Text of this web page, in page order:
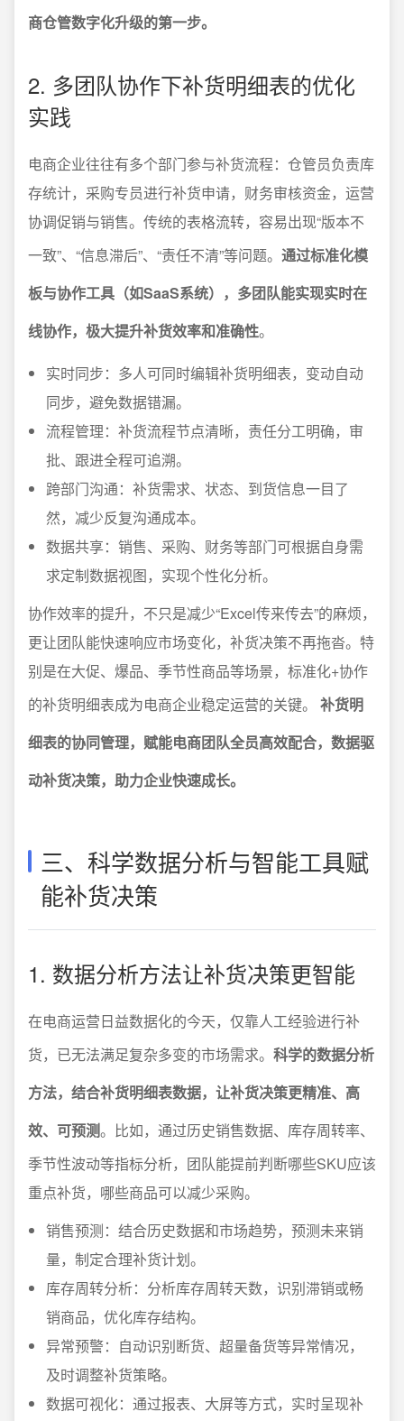
商仓管数字化升级的第一步。
2. 多团队协作下补货明细表的优化
实践
电商企业往往有多个部门参与补货流程：仓管员负责库
存统计，采购专员进行补货申请，财务审核资金，运营
协调促销与销售。传统的表格流转，容易出现“版本不
一致”、“信息滞后”、“责任不清”等问题。 通过标准化模
板与协作工具（如SaaS系统），多团队能实现实时在
线协作，极大提升补货效率和准确性。
实时同步：多人可同时编辑补货明细表，变动自动
同步，避免数据错漏。
流程管理：补货流程节点清晰，责任分工明确，审
批、跟进全程可追溯。
跨部门沟通：补货需求、状态、到货信息一目了
然，减少反复沟通成本。
数据共享：销售、采购、财务等部门可根据自身需
求定制数据视图，实现个性化分析。
协作效率的提升，不只是减少“Excel传来传去”的麻烦，
更让团队能快速响应市场变化，补货决策不再拖沓。特
别是在大促、爆品、季节性商品等场景，标准化+协作
的补货明细表成为电商企业稳定运营的关键。 补货明
细表的协同管理，赋能电商团队全员高效配合，数据驱
动补货决策，助力企业快速成长。
三、科学数据分析与智能工具赋
能补货决策
1. 数据分析方法让补货决策更智能
在电商运营日益数据化的今天，仅靠人工经验进行补
货，已无法满足复杂多变的市场需求。 科学的数据分析
方法，结合补货明细表数据，让补货决策更精准、高
效、可预测。比如，通过历史销售数据、库存周转率、
季节性波动等指标分析，团队能提前判断哪些SKU应该
重点补货，哪些商品可以减少采购。
销售预测：结合历史数据和市场趋势，预测未来销
量，制定合理补货计划。
库存周转分析：分析库存周转天数，识别滞销或畅
销商品，优化库存结构。
异常预警：自动识别断货、超量备货等异常情况，
及时调整补货策略。
数据可视化：通过报表、大屏等方式，实时呈现补